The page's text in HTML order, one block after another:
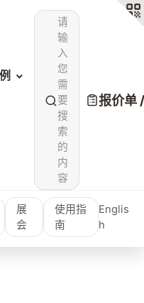
请
输
入
您
需
要
搜
索
的
内
容
报价单
展
会
使用指
南
Englis
h